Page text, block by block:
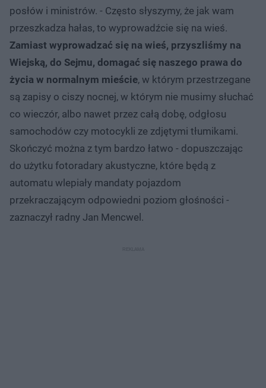
posłów i ministrów. - Często słyszymy, że jak wam
przeszkadza hałas, to wyprowadźcie się na wieś.
Zamiast wyprowadzać się na wieś, przyszliśmy na
Wiejską, do Sejmu, domagać się naszego prawa do
życia w normalnym mieście, w którym przestrzegane
są zapisy o ciszy nocnej, w którym nie musimy słuchać
co wieczór, albo nawet przez całą dobę, odgłosu
samochodów czy motocykli ze zdjętymi tłumikami.
Skończyć można z tym bardzo łatwo - dopuszczając
do użytku fotoradary akustyczne, które będą z
automatu wlepiały mandaty pojazdom
przekraczającym odpowiedni poziom głośności -
zaznaczył radny Jan Mencwel.